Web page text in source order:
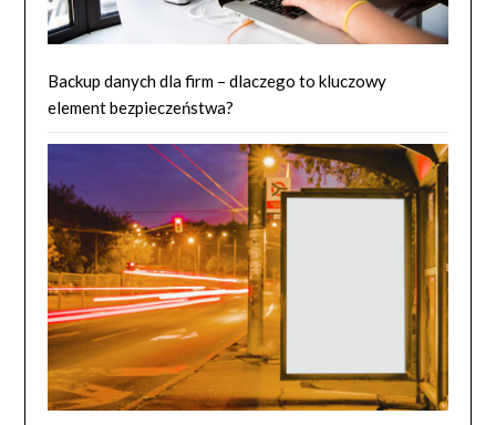
Backup danych dla firm – dlaczego to kluczowy
element bezpieczeństwa?